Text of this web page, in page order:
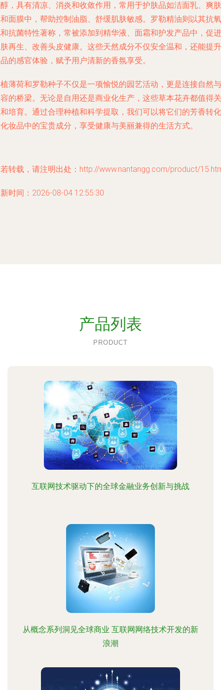
，具有清凉、消炎和收敛作用，常用于护肤品如洁面乳、爽肤
面膜中，帮助控制油脂、舒缓肌肤敏感。罗勒精油则以其抗氧
抗菌特性著称，常被添加到精华液、面霜和护发产品中，促进
再生、改善头皮健康。这些天然成分不仅安全温和，还能提升
的感官体验，赋予用户清新的香氛享受。
薄荷和罗勒种子不仅是一项愉悦的园艺活动，更是连接自然与
的桥梁。无论是自用还是商业化生产，这些草本花卉都值得关
培育。通过合理种植和科学提取，我们可以将它们的芳香转化
妆品中的宝贵成分，享受健康与美丽兼得的生活方式。
转载，请注明出处：http://www.nantangg.com/product/
时间：2026-08-04 12:55:30
产品列表
PRODUCT
互联网技术驱动下的全球金融业务创新与挑战
从概念系列洞见全球商业 互联网网络技术开发的新
浪潮